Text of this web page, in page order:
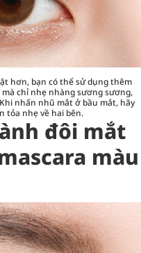
hơn, bạn có thể sử dụng thêm
chỉ nhẹ nhàng sương sương,
nhấn nhũ mắt ở bầu mắt, hãy
tỏa nhẹ về hai bên.
đôi mắt
màu